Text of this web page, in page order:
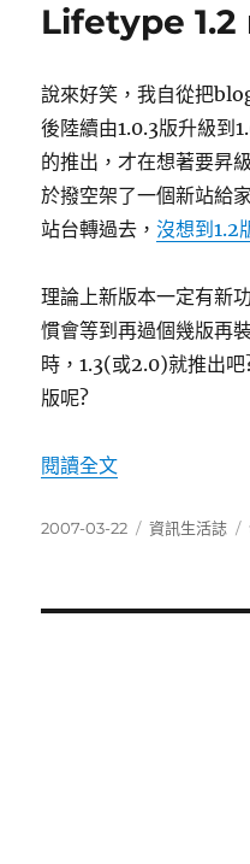
Lifetype 1.2
說來好笑，我自從把
後陸續由1.0.3版升級到
的推出，才在想著要昇
於撥空架了一個新站給
站台轉過去，沒想到1.2
理論上新版本一定有新
慣會等到再過個幾版再
時，1.3(或2.0)就推出
版呢?
閱讀全文〈Lifetype 1.2
發
2007-03-22
分
資訊生活誌